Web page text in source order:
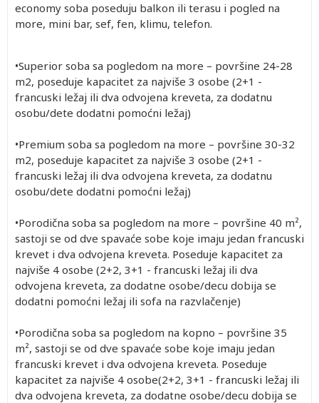
economy soba poseduju balkon ili terasu i pogled na
more, mini bar, sef, fen, klimu, telefon.
•Superior soba sa pogledom na more – površine 24-28
m2, poseduje kapacitet za najviše 3 osobe (2+1 -
francuski ležaj ili dva odvojena kreveta, za dodatnu
osobu/dete dodatni pomoćni ležaj)
•Premium soba sa pogledom na more – površine 30-32
m2, poseduje kapacitet za najviše 3 osobe (2+1 -
francuski ležaj ili dva odvojena kreveta, za dodatnu
osobu/dete dodatni pomoćni ležaj)
•Porodična soba sa pogledom na more – površine 40 m²,
sastoji se od dve spavaće sobe koje imaju jedan francuski
krevet i dva odvojena kreveta. Poseduje kapacitet za
najviše 4 osobe (2+2, 3+1 - francuski ležaj ili dva
odvojena kreveta, za dodatne osobe/decu dobija se
dodatni pomoćni ležaj ili sofa na razvlačenje)
•Porodična soba sa pogledom na kopno – površine 35
m², sastoji se od dve spavaće sobe koje imaju jedan
francuski krevet i dva odvojena kreveta. Poseduje
kapacitet za najviše 4 osobe(2+2, 3+1 - francuski ležaj ili
dva odvojena kreveta, za dodatne osobe/decu dobija se